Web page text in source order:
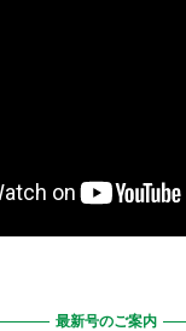
最新号のご案内